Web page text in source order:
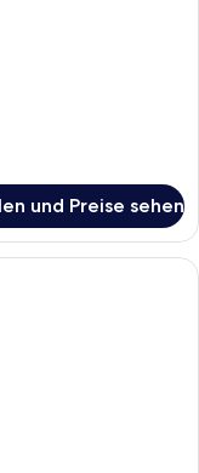
und Preise sehen
Suite, 1 King-Bett |